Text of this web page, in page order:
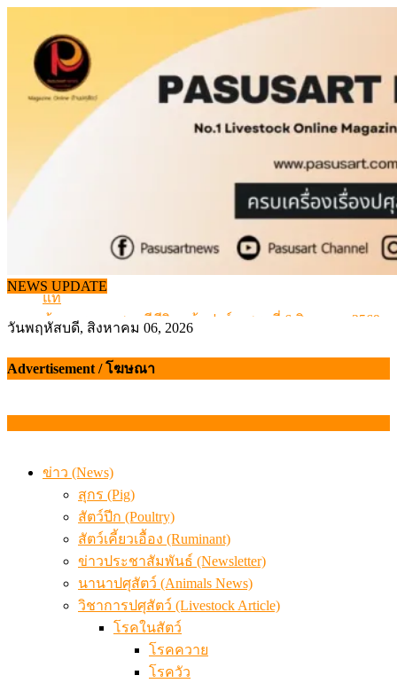
content
NEWS UPDATE
แท้
ข้อมูลราคา สุกรมีชีวิตหน้าฟาร์ม พระที่ 6 สิงหาคม 2569
เดินหน้าดัน “ราคากลางโคเนื้อ” แก้ปัญหาราคาโคเนื้อตก
สกัดลักลอบนำเข้าเอ็นโคแช่แข็งกว่า 12.6 ตัน สมุทรสาคร
สกัดลักลอบนำเข้า เครื่องในไก่เถื่อน กว่า 25 ตัน!
วันพฤหัสบดี, สิงหาคม 06, 2026
Advertisement / โฆษณา
ข่าว (News)
สุกร (Pig)
สัตว์ปีก (Poultry)
สัตว์เคี้ยวเอื้อง (Ruminant)
ข่าวประชาสัมพันธ์ (Newsletter)
นานาปศุสัตว์ (Animals News)
วิชาการปศุสัตว์ (Livestock Article)
โรคในสัตว์
โรคควาย
โรควัว